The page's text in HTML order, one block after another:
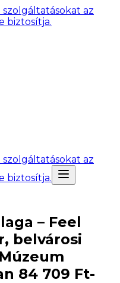
szolgáltatásokat az
biztosítja.
szolgáltatásokat az
biztosítja.
– Feel
belvárosi
84 709 Ft-